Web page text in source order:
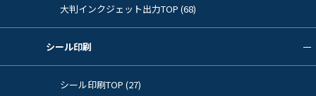
大判インクジェット出力TOP (68)
シール印刷
シール印刷TOP (27)